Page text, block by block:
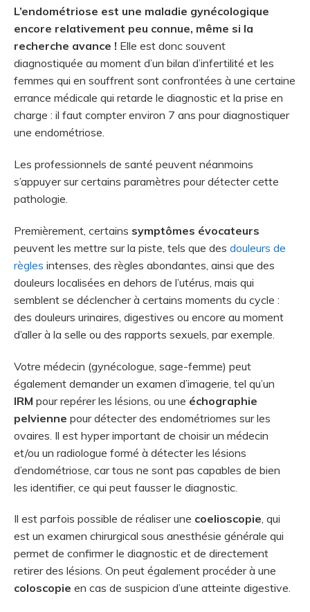
L’endométriose est une maladie gynécologique
encore relativement peu connue, même si la
recherche avance ! Elle est donc souvent
diagnostiquée au moment d’un bilan d’infertilité et les
femmes qui en souffrent sont confrontées à une certaine
errance médicale qui retarde le diagnostic et la prise en
charge : il faut compter environ 7 ans pour diagnostiquer
une endométriose.
Les professionnels de santé peuvent néanmoins
s’appuyer sur certains paramètres pour détecter cette
pathologie.
Premièrement, certains symptômes évocateurs
peuvent les mettre sur la piste, tels que des douleurs de
règles intenses, des règles abondantes, ainsi que des
douleurs localisées en dehors de l’utérus, mais qui
semblent se déclencher à certains moments du cycle :
des douleurs urinaires, digestives ou encore au moment
d’aller à la selle ou des rapports sexuels, par exemple.
Votre médecin (gynécologue, sage-femme) peut
également demander un examen d’imagerie, tel qu’un
IRM pour repérer les lésions, ou une échographie
pelvienne pour détecter des endométriomes sur les
ovaires. Il est hyper important de choisir un médecin
et/ou un radiologue formé à détecter les lésions
d’endométriose, car tous ne sont pas capables de bien
les identifier, ce qui peut fausser le diagnostic.
Il est parfois possible de réaliser une coelioscopie, qui
est un examen chirurgical sous anesthésie générale qui
permet de confirmer le diagnostic et de directement
retirer des lésions. On peut également procéder à une
coloscopie en cas de suspicion d’une atteinte digestive.